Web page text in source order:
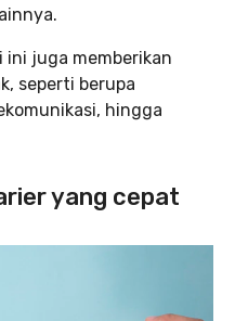
ini juga memberikan
seperti berupa
hingga
yang cepat